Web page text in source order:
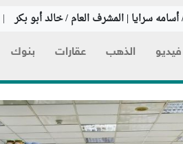
سرايا | المشرف العام / خالد أبو بكر |
فيديو الذهب عقارات بنوك